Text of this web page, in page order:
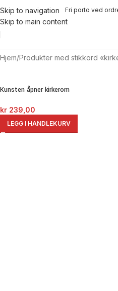
Skip to navigation
Skip to main content
Fri porto ved
Hjem Produkter med stikkord
Kunsten åpner kirkerom
kr 239,00
LEGG I HANDLEKURV